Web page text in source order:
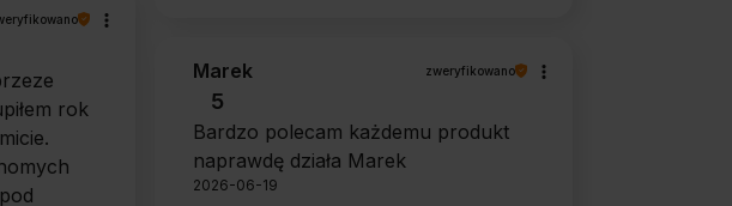
rok
Marek zweryfikowano
5
Bardzo polecam każdemu produkt
naprawdę działa Marek
2026-06-19